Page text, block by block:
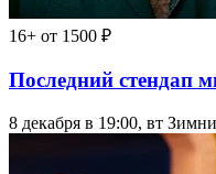
16+ от 1500 ₽
Последний стендап
8 декабря в 19:00, вт